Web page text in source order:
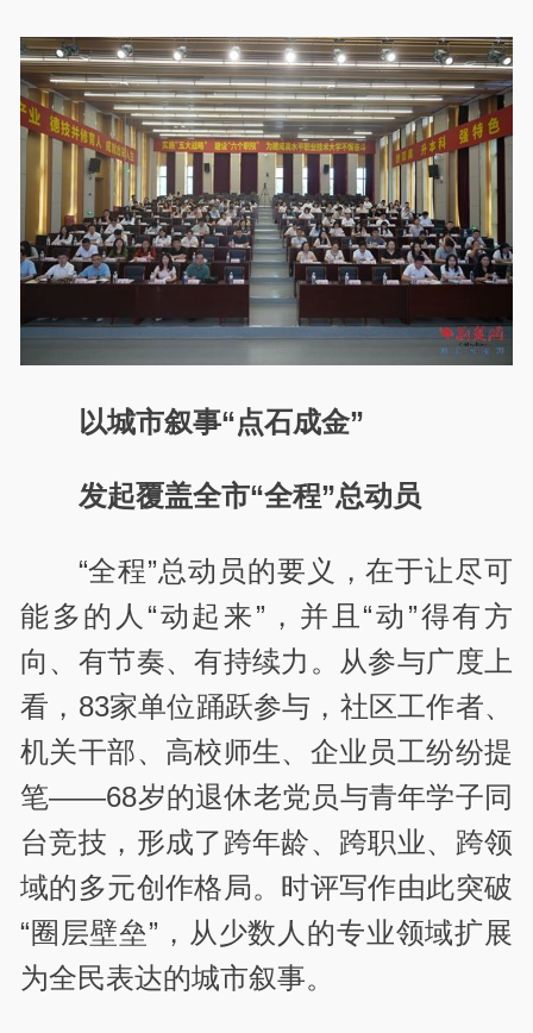
以城市叙事“点石成金”
发起覆盖全市“全程”总动员
“全程”总动员的要义，在于让尽可
能多的人“动起来”，并且“动”得有方
向、有节奏、有持续力。从参与广度上
看，83家单位踊跃参与，社区工作者、
机关干部、高校师生、企业员工纷纷提
笔——68岁的退休老党员与青年学子同
台竞技，形成了跨年龄、跨职业、跨领
域的多元创作格局。时评写作由此突破
“圈层壁垒”，从少数人的专业领域扩展
为全民表达的城市叙事。